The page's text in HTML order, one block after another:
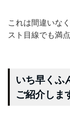
これは間違いな
スト目線でも満
いち早くふ
ご紹介しま